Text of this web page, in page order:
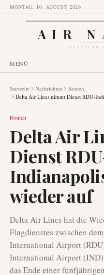
MONTAG, 10. AUGUST 2026
AIR
AVIATION
MENÜ
Startseite Nachrichten
Routen
Delta Air Lines nimmt Dienst RDU-
Routen
Delta Air
Dienst
wieder auf
Delta Air Lines hat die
Flugdienstes zwischen
International Airport
International Airport
das Ende einer